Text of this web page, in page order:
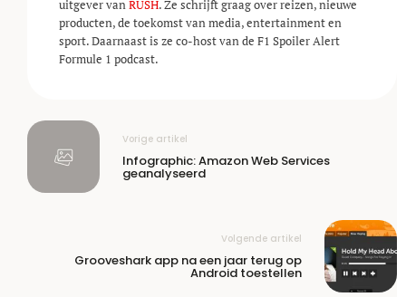
uitgever vanRUSH. Ze schrijft graag over reizen, nieuwe
producten, de toekomst van media, entertainment en
sport. Daarnaast is ze co-host van de F1 Spoiler Alert
Formule 1 podcast.
Vorige artikel
Infographic: Amazon Web Services
geanalyseerd
Volgende artikel
Grooveshark app na een jaar terug op
Android toestellen